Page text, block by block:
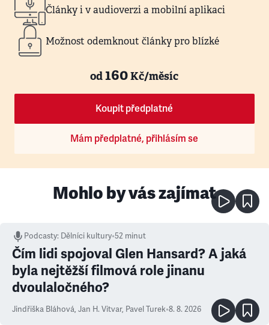
Články i v audioverzi a mobilní aplikaci
Možnost odemknout články pro blízké
od160Kč/měsíc
Koupit předplatné
Mám předplatné, přihlásím se
Mohlo by vás zajímat
Podcasty: Dělníci kultury•52 minut
Čím lidi spojoval Glen Hansard? A jaká
byla nejtěžší filmová role jinanu
dvoulaločného?
Jindřiška Bláhová, Jan H. Vitvar, Pavel Turek•8. 8. 2026